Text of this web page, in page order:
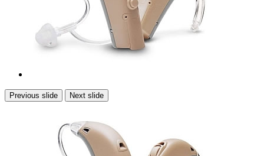
Previous slide Next slide